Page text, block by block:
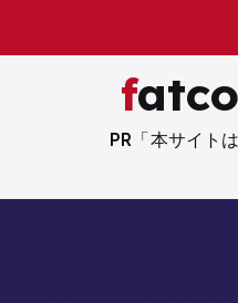
PR「本サイト